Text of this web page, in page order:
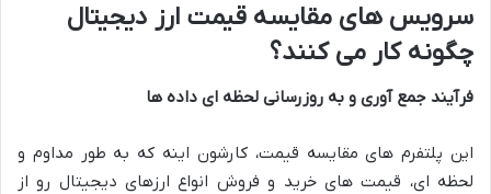
سرویس های مقایسه قیمت ارز دیجیتال
چگونه کار می کنند؟
فرآیند جمع آوری و به روزرسانی لحظه ای داده ها
این پلتفرم های مقایسه قیمت، کارشون اینه که به طور مداوم و
لحظه ای، قیمت های خرید و فروش انواع ارزهای دیجیتال رو از